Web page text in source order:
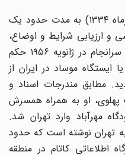
نیمرودی اواسط اکتبر ۱۹۵۵ م (مهرماه ۱۳۳۴) به مدت حدود یک
و ارزیابی شرایط و اوضاع،
مقدمات حضور خود را فراهم کند. سرانجام در ژانویه ۱۹۵۶ حکم
موساد در ایران از
مطابق مندرجات اسناد و
او به همراه همسرش
فرودگاه مهرآباد وارد تهران شد.
نوشته است که حدود
اطلاعاتی کاتام در منطقه